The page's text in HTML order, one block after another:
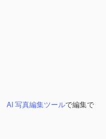
AI 写真編集ツールで編集で